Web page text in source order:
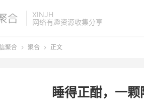
XINJH
网络有趣资源收集分享
聚合  聚合  正文
睡得正酣，一颗